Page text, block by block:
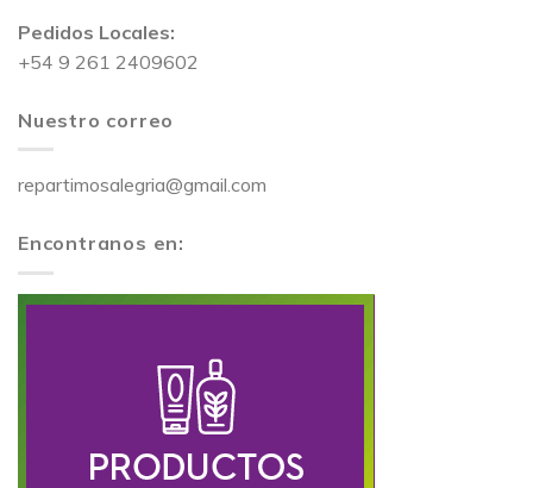
Pedidos Locales:
+54 9 261 2409602
Nuestro correo
repartimosalegria@gmail.com
Encontranos en: